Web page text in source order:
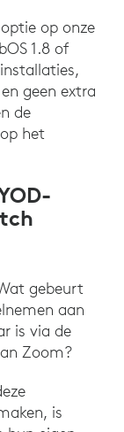
op onze
1.8 of
geen extra
de
het
gebeurt
aan
is via de
Zoom?
is